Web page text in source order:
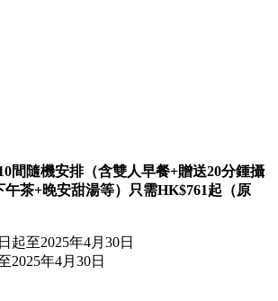
間隨機安排（含雙人早餐+贈送20分鍾攝
茶+晚安甜湯等）只需HK$761起（原
起至2025年4月30日
2025年4月30日